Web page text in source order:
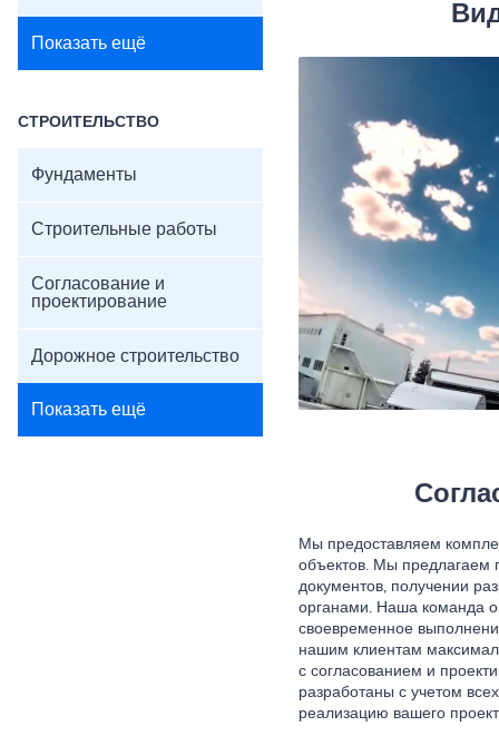
Показать ещё
СТРОИТЕЛЬСТВО
Фундаменты
Строительные работы
Согласование и
проектирование
Дорожное строительство
Показать ещё
Мы предоставляем
объектов. Мы
документов, получении
органами. Наша команда
своевременное
нашим клиентам
с согласованием и
разработаны с учетом
реализацию вашего